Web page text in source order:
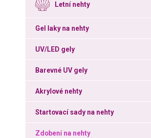
Letní nehty
Gel laky na nehty
UV/LED gely
Barevné UV gely
Akrylové nehty
Startovací sady na nehty
Zdobení na nehty